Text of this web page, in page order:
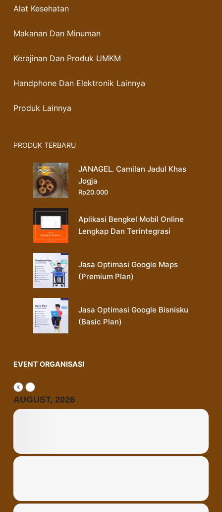
Alat Kesehatan
Makanan Dan Minuman
Kerajinan Dan Produk UMKM
Handphone Dan Elektronik Lainnya
Produk Lainnya
PRODUK TERBARU
JANAGEL. Camilan Jadul Khas
Jogja
Rp20.000
Aplikasi Bengkel Mobil Online
Lengkap Dan Terintegrasi
Jasa Optimasi Google Maps
(Premium Plan)
Jasa Optimasi Google Bisnisku
(Basic Plan)
EVENT ORGANISASI
AUGUST, 2026